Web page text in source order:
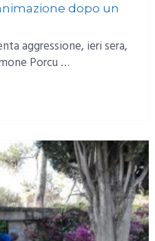
dopo un
aggressione, ieri sera,
Porcu …